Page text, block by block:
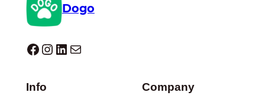
Dogo
Dogo facebook InstagramLinkedIn Mail
Info Company